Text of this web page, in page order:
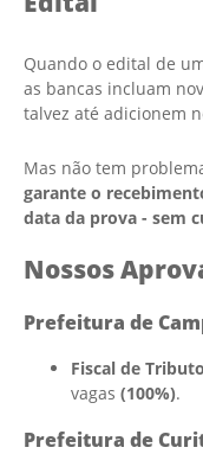
Quando o edital de
as bancas incluam
talvez até adicionem
Mas não tem
garante o
data da prova - sem
Nossos
Prefeitura de
Fiscal de
vagas (100%).
Prefeitura de